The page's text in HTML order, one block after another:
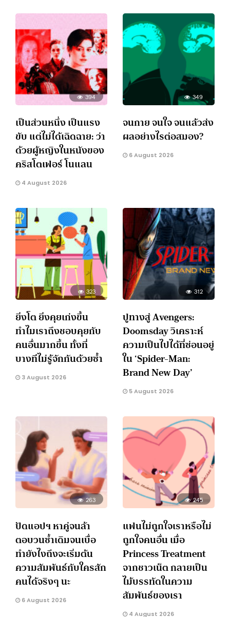
394
เป็นส่วนหนึ่ง เป็นแรง
ขับ แต่ไม่ได้เฉิดฉาย: ว่า
ด้วยผู้หญิงในหนังของ
คริสโตเฟอร์ โนแลน
4 August 2026
349
จนกาย จนใจ จนแล้วส่ง
ผลอย่างไรต่อสมอง?
6 August 2026
323
ยิ่งโต ยิ่งคุยเก่งขึ้น
ทำไมเราถึงชอบคุยกับ
คนอื่นมากขึ้น ทั้งที่
บางทีไม่รู้จักกันด้วยซ้ำ
3 August 2026
312
ปูทางสู่ Avengers:
Doomsday วิเคราะห์
ความเป็นไปได้ที่ซ่อนอยู่
ใน ‘Spider-Man:
Brand New Day’
5 August 2026
263
ปัดแอปฯ หาคู่จนล้า
ตอบวนซ้ำเดิมจนเบื่อ
ทำยังไงถึงจะเริ่มต้น
ความสัมพันธ์กับใครสัก
คนได้จริงๆ นะ
6 August 2026
245
แฟนไม่ถูกใจเราหรือไม่
ถูกใจคนอื่น เมื่อ
Princess Treatment
จากชาวเน็ต กลายเป็น
ไม้บรรทัดในความ
สัมพันธ์ของเรา
4 August 2026